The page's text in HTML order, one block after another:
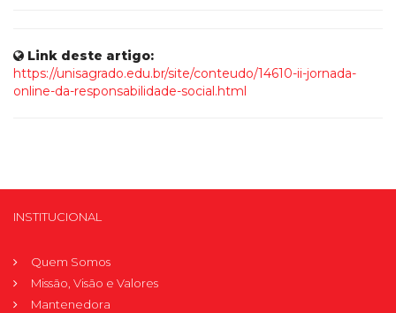
Link deste artigo:
https://unisagrado.edu.br/site/conteudo/14610-ii-jornada-
online-da-responsabilidade-social.html
INSTITUCIONAL
Quem Somos
Missão, Visão e Valores
Mantenedora